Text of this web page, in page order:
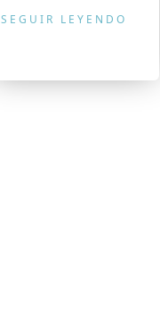
SEGUIR LEYENDO